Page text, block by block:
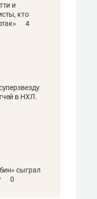
и
кто
4
в НХЛ.
сыграл
0